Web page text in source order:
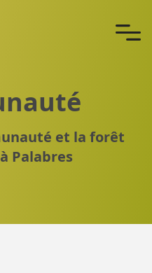
et la forêt
Palabres